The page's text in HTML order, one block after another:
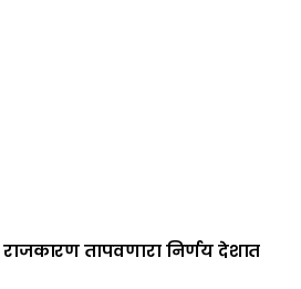
राजकारण तापवणारा निर्णय देशात